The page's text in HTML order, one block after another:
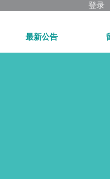
登录
最新公告